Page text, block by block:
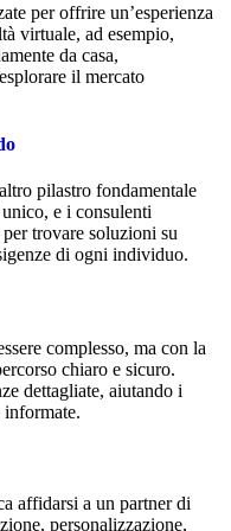
per offrire un’esperienza
virtuale, ad esempio,
da casa,
il mercato
pilastro fondamentale
e i consulenti
trovare soluzioni su
di ogni individuo.
complesso, ma con la
chiaro e sicuro.
dettagliate, aiutando i
informate.
affidarsi a un partner di
personalizzazione,